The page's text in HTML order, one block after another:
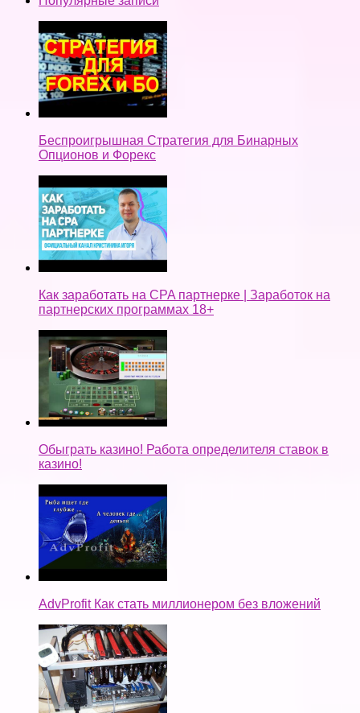
Беспроигрышная Стратегия для Бинарных
Опционов и Форекс
Как заработать на CPA партнерке | Заработок на
партнерских программах 18+
Обыграть казино! Работа определителя ставок в
казино!
AdvProfit Как стать миллионером без вложений